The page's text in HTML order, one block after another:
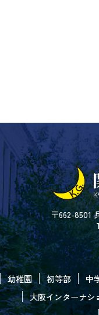
〒662-8501
幼稚園 初等部 中
大阪インターナシ